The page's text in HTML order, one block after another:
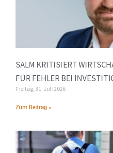
SALM KRITISIERT
FÜR FEHLER BEI
Freitag, 31. Juli 2026
Zum Beitrag »